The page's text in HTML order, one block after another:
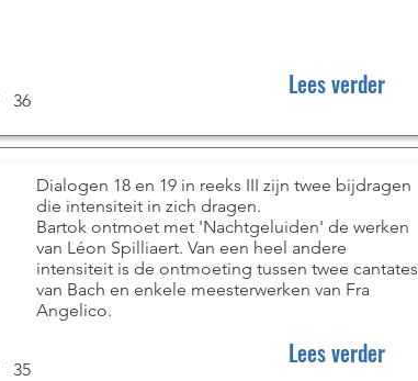
36
Lees verder
Dialogen 18 en 19 in reeks III zijn twee bijdragen
die intensiteit in zich dragen.
Bartok ontmoet met 'Nachtgeluiden' de werken
van Léon Spilliaert. Van een heel andere
intensiteit is de ontmoeting tussen twee cantates
van Bach en enkele meesterwerken van Fra
Angelico.
35
Lees verder